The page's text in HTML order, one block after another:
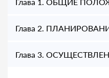
Глава 2.
Глава 3.